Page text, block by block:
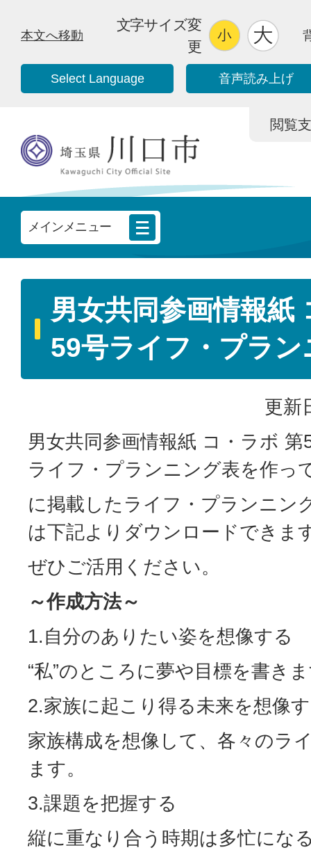
本文へ移動
文字サイズ変
更
Select Language 音声読み上げ
閲覧
メインメニュー
男女共同参画情報紙
59号ライフ・プラン
更新
男女共同参画情報紙 コ・ラボ 第
ライフ・プランニング表を作っ
に掲載したライフ・プランニン
は下記よりダウンロードできま
ぜひご活用ください。
～作成方法～
1.自分のありたい姿を想像する
“私”のところに夢や目標を書き
2.家族に起こり得る未来を想像
家族構成を想像して、各々のラ
ます。
3.課題を把握する
縦に重なり合う時期は多忙にな